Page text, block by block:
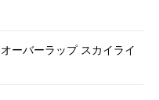
ーバーラップ スカイライ